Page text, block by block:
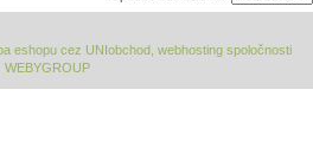
eshopu cez UNIobchod, webhostingspoločnosti
WEBYGROUP